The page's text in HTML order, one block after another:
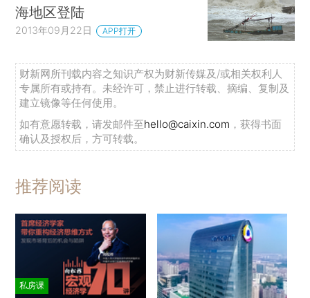
海地区登陆
2013年09月22日 APP打开
财新网所刊载内容之知识产权为财新传媒及/或相关权利人
专属所有或持有。未经许可，禁止进行转载、摘编、复制及
建立镜像等任何使用。
如有意愿转载，请发邮件至hello@caixin.com ，获得书面
确认及授权后，方可转载。
推荐阅读
私房课